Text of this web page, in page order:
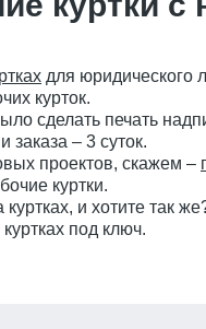
для юридического
курток.
сделать печать
заказа – 3 суток.
проектов, скажем –
куртки.
и хотите так
под ключ.